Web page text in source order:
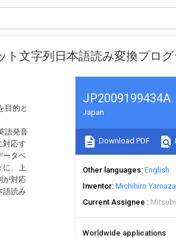
ト文字列日本語読み変換プログ
目的と
語発音
対応す
ータベ
に、上
が対応
語読み
JP2009199434A
Japan
Download PDF
Other languages English
Inventor Michihiro
Current Assignee
Worldwide applications